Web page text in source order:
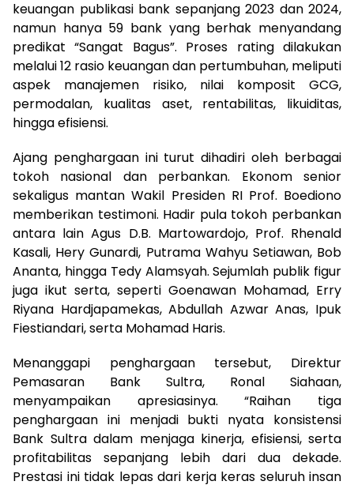
keuangan publikasi bank sepanjang 2023 dan 2024,
namun hanya 59 bank yang berhak menyandang
predikat “Sangat Bagus”. Proses rating dilakukan
melalui 12 rasio keuangan dan pertumbuhan, meliputi
aspek manajemen risiko, nilai komposit GCG,
permodalan, kualitas aset, rentabilitas, likuiditas,
hingga efisiensi.
Ajang penghargaan ini turut dihadiri oleh berbagai
tokoh nasional dan perbankan. Ekonom senior
sekaligus mantan Wakil Presiden RI Prof. Boediono
memberikan testimoni. Hadir pula tokoh perbankan
antara lain Agus D.B. Martowardojo, Prof. Rhenald
Kasali, Hery Gunardi, Putrama Wahyu Setiawan, Bob
Ananta, hingga Tedy Alamsyah. Sejumlah publik figur
juga ikut serta, seperti Goenawan Mohamad, Erry
Riyana Hardjapamekas, Abdullah Azwar Anas, Ipuk
Fiestiandari, serta Mohamad Haris.
Menanggapi penghargaan tersebut, Direktur
Pemasaran Bank Sultra, Ronal Siahaan,
menyampaikan apresiasinya. “Raihan tiga
penghargaan ini menjadi bukti nyata konsistensi
Bank Sultra dalam menjaga kinerja, efisiensi, serta
profitabilitas sepanjang lebih dari dua dekade.
Prestasi ini tidak lepas dari kerja keras seluruh insan